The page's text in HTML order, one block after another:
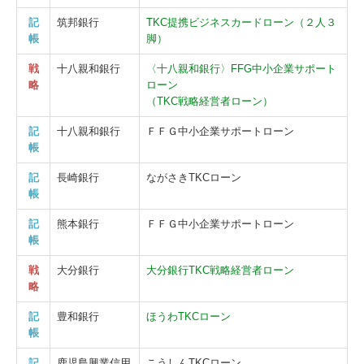
記
帳
筑邦銀行
TKC提携ビジネスカードローン（２人３
脚）
戦
略
十八親和銀行
〈十八親和銀行〉FFG中小企業サポート
ローン
（TKC戦略経営者ローン）
記
帳
十八親和銀行 ＦＦＧ中小企業サポートローン
記
帳
長崎銀行 ながさきTKCローン
記
帳
熊本銀行 ＦＦＧ中小企業サポートローン
戦
略
大分銀行 大分銀行TKC戦略経営者ローン
記
帳
豊和銀行 ほうわTKCローン